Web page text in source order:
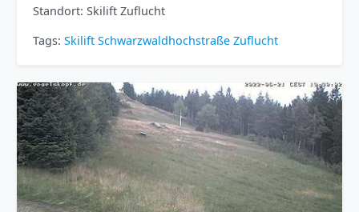
Standort: Skilift Zuflucht
Tags: Skilift Schwarzwaldhochstraße Zuflucht